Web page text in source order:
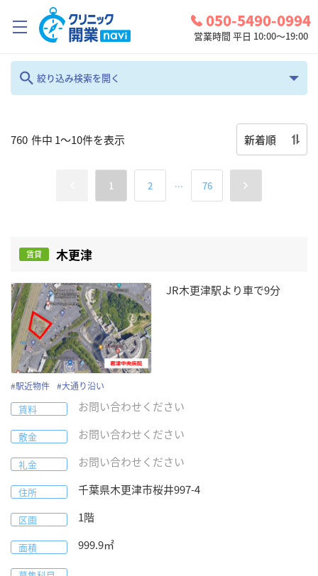
050-5490-0994
営業時間 平日 10:00～19:00
絞り込み検索を開く
性病科
賃料/価格
下限なし
広さ
下限なし
#駅近物件
#医療モール物件 #視認性良好 # 1階物件
#生活道路沿い #競合少ない #駐車場あり
#即入居可 #大通り沿い
#持分譲渡 #事業譲渡
760 件中 1～10件を表示 新着順
1 2 ... 76
賃貸 木更津
JR木更津駅より車で9分
#駅近物件 #大通り沿い
賃料 お問い合わせください
敷金 お問い合わせください
礼金 お問い合わせください
住所 千葉県木更津市桜井997-4
区画 1階
面積 999.9㎡
クリニック開業ナビとは？
コンシェルジュサービス